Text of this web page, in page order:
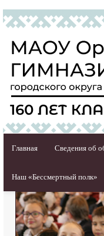
Главная Сведения об
Наш «Бессмертный полк»